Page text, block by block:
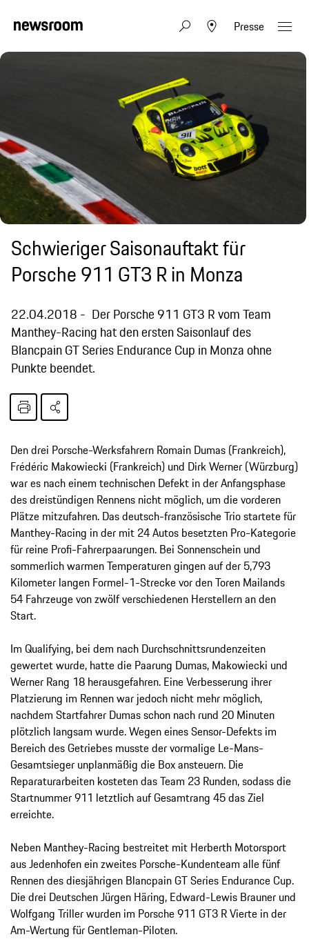
Presse
Schwieriger Saisonauftakt für
Porsche 911 GT3 R in Monza
22.04.2018
Der Porsche 911 GT3 R vom Team
Manthey-Racing hat den ersten Saisonlauf des
Blancpain GT Series Endurance Cup in Monza ohne
Punkte beendet.
Den drei Porsche-Werksfahrern Romain Dumas (Frankreich),
Frédéric Makowiecki (Frankreich) und Dirk Werner (Würzburg)
war es nach einem technischen Defekt in der Anfangsphase
des dreistündigen Rennens nicht möglich, um die vorderen
Plätze mitzufahren. Das deutsch-französische Trio startete für
Manthey-Racing in der mit 24 Autos besetzten Pro-Kategorie
für reine Profi-Fahrerpaarungen. Bei Sonnenschein und
sommerlich warmen Temperaturen gingen auf der 5,793
Kilometer langen Formel-1-Strecke vor den Toren Mailands
54 Fahrzeuge von zwölf verschiedenen Herstellern an den
Start.
Im Qualifying, bei dem nach Durchschnittsrundenzeiten
gewertet wurde, hatte die Paarung Dumas, Makowiecki und
Werner Rang 18 herausgefahren. Eine Verbesserung ihrer
Platzierung im Rennen war jedoch nicht mehr möglich,
nachdem Startfahrer Dumas schon nach rund 20 Minuten
plötzlich langsam wurde. Wegen eines Sensor-Defekts im
Bereich des Getriebes musste der vormalige Le-Mans-
Gesamtsieger unplanmäßig die Box ansteuern. Die
Reparaturarbeiten kosteten das Team 23 Runden, sodass die
Startnummer 911 letztlich auf Gesamtrang 45 das Ziel
erreichte.
Neben Manthey-Racing bestreitet mit Herberth Motorsport
aus Jedenhofen ein zweites Porsche-Kundenteam alle fünf
Rennen des diesjährigen Blancpain GT Series Endurance Cup.
Die drei Deutschen Jürgen Häring, Edward-Lewis Brauner und
Wolfgang Triller wurden im Porsche 911 GT3 R Vierte in der
Am-Wertung für Gentleman-Piloten.